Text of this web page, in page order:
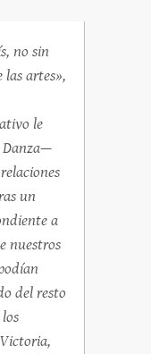
no sin
artes»,
le
Danza—
un
a
nuestros
del resto